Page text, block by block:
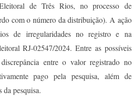
de Três Rios, no processo de
com o número da distribuição). A ação
de irregularidades no registro e na
RJ-02547/2024. Entre as possíveis
entre o valor registrado no
pago pela pesquisa, além de
da pesquisa.